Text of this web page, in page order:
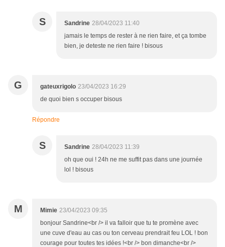
S Sandrine 28/04/2023 11:40
jamais le temps de rester à ne rien faire, et ça tombe
bien, je deteste ne rien faire ! bisous
G gateuxrigolo 23/04/2023 16:29
de quoi bien s occuper bisous
Répondre
S Sandrine 28/04/2023 11:39
oh que oui ! 24h ne me suffit pas dans une journée
lol ! bisous
M Mimie 23/04/2023 09:35
bonjour Sandrine<br /> il va falloir que tu te promène avec
une cuve d'eau au cas ou ton cerveau prendrait feu LOL ! bon
courage pour toutes tes idées !<br /> bon dimanche<br />